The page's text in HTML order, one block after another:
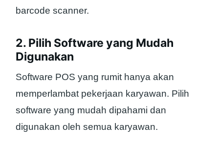
barcode scanner.
2. Pilih Software yang Mudah
Digunakan
Software POS yang rumit hanya akan
memperlambat pekerjaan karyawan. Pilih
software yang mudah dipahami dan
digunakan oleh semua karyawan.